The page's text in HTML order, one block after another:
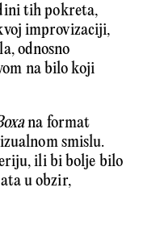
tih pokreta,
improvizaciji,
odnosno
na bilo koji
na format
smislu.
ili bi bolje bilo
u obzir,